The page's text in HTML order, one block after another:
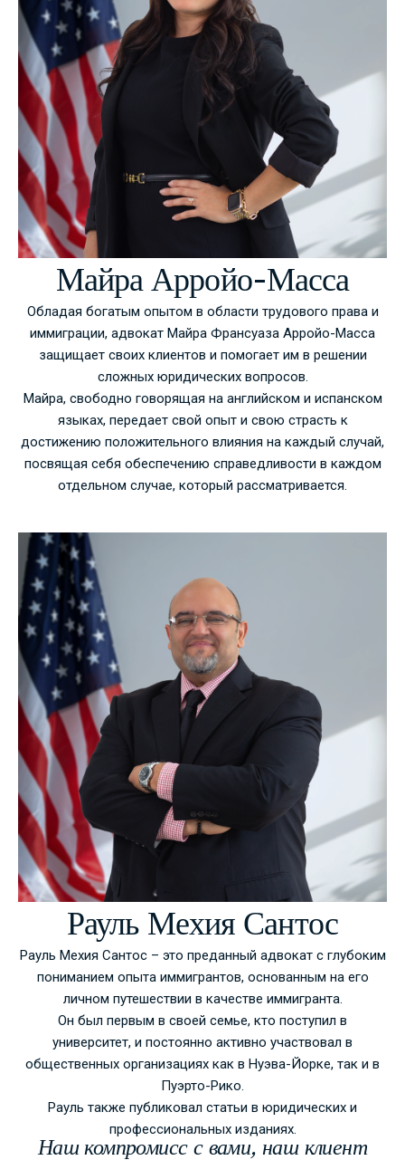
Майра Арройо-Масса
Обладая богатым опытом в области трудового права и
иммиграции, адвокат Майра Франсуаза Арройо-Масса
защищает своих клиентов и помогает им в решении
сложных юридических вопросов.
Майра, свободно говорящая на английском и испанском
языках, передает свой опыт и свою страсть к
достижению положительного влияния на каждый случай,
посвящая себя обеспечению справедливости в каждом
отдельном случае, который рассматривается.
Рауль Мехия Сантос
Рауль Мехия Сантос – это преданный адвокат с глубоким
пониманием опыта иммигрантов, основанным на его
личном путешествии в качестве иммигранта.
Он был первым в своей семье, кто поступил в
университет, и постоянно активно участвовал в
общественных организациях как в Нуэва-Йорке, так и в
Пуэрто-Рико.
Рауль также публиковал статьи в юридических и
профессиональных изданиях.
Наш компромисс с вами, наш клиент